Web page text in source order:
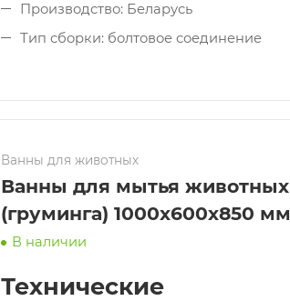
Производство: Беларусь
Тип сборки: болтовое соединение
Ванны для животных
Ванны для мытья животных
(груминга) 1000х600х850 мм
В наличии
Технические